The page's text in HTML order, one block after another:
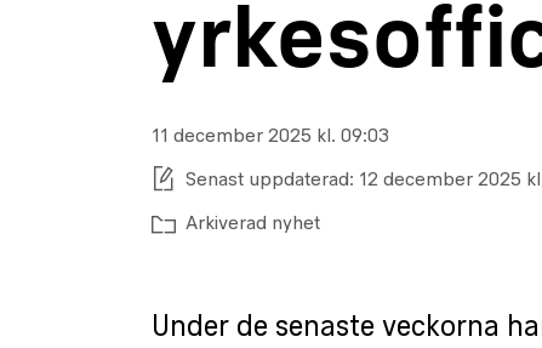
Publiceringsdatum:
11 december 2025 kl. 09:03
Senast uppdaterad: 12 december 2025
Arkiverad nyhet
Under de senaste veckorna